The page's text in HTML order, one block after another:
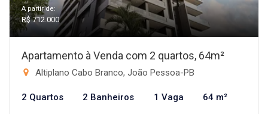
A partir de:
R$ 712.000
Apartamento à Venda com 2 quartos, 64m²
Altiplano Cabo Branco, João Pessoa-PB
2 Quartos 2 Banheiros 1 Vaga 64 m²